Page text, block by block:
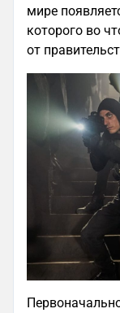
мире
которого во
от